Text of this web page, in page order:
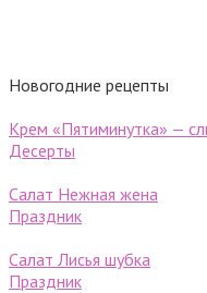
Новогодние рецепты
Крем «Пятиминутка» —
Десерты
Салат Нежная жена
Праздник
Салат Лисья шубка
Праздник